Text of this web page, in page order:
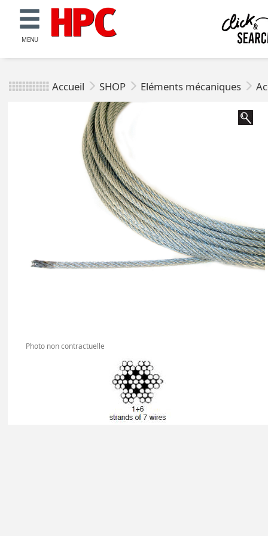
MENU
Accueil SHOP Eléments mécaniques
Photo non contractuelle